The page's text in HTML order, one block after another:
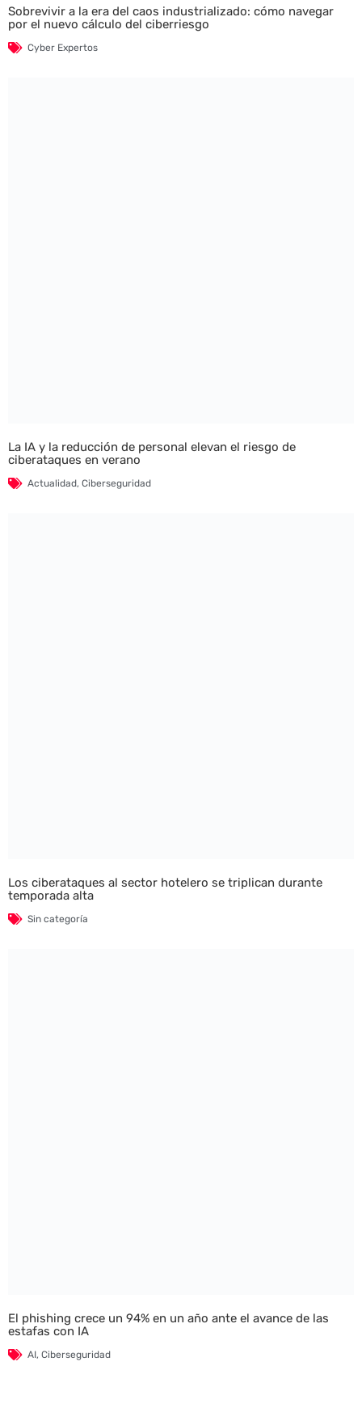
Sobrevivir a la era del caos industrializado: cómo navegar
por el nuevo cálculo del ciberriesgo
Cyber Expertos
La IA y la reducción de personal elevan el riesgo de
ciberataques en verano
Actualidad, Ciberseguridad
Los ciberataques al sector hotelero se triplican durante
temporada alta
Sin categoría
El phishing crece un 94% en un año ante el avance de las
estafas con IA
AI, Ciberseguridad